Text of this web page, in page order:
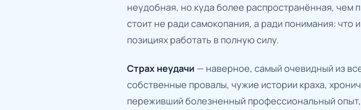
неудобная, но куда более распространённая, чем
стоит не ради самокопания, а ради понимания:
позициях работать в полную силу.
Страх неудачи — наверное, самый очевидный из
собственные провалы, чужие истории краха,
переживший болезненный профессиональный